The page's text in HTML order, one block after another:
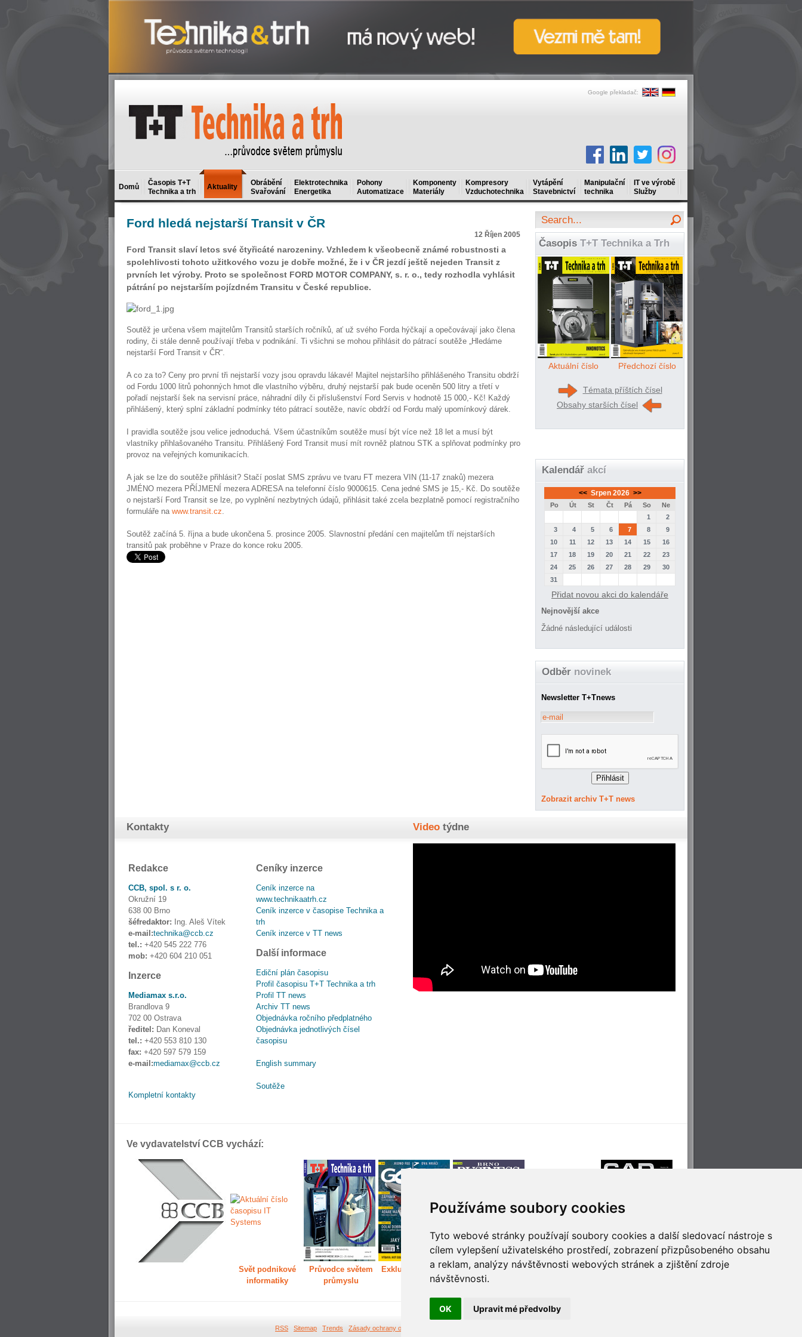
Používáme soubory cookies
Tyto webové stránky používají soubory cookies a další sledovací nástroje s
cílem vylepšení uživatelského prostředí, zobrazení přizpůsobeného obsahu
a reklam, analýzy návštěvnosti webových stránek a zjištění zdroje
návštěvnosti.
OK Upravit mé předvolby
Google překladač:
Domů
Časopis T+T
Technika a trh
Aktuality
Obrábění
Svařování
Elektrotechnika
Energetika
Pohony
Automatizace
Komponenty
Materiály
Kompresory
Vzduchotechnika
Vytápění
Stavebnictví
Manipulační
technika
IT ve výrobě
Služby
Ford hledá nejstarší Transit v ČR
12 Říjen 2005
Ford Transit slaví letos své čtyřicáté narozeniny. Vzhledem k všeobecně známé robustnosti a
spolehlivosti tohoto užitkového vozu je dobře možné, že i v ČR jezdí ještě nejeden Transit z
prvních let výroby. Proto se společnost FORD MOTOR COMPANY, s. r. o., tedy rozhodla vyhlásit
pátrání po nejstarším pojízdném Transitu v České republice.
Soutěž je určena všem majitelům Transitů starších ročníků, ať už svého Forda hýčkají a opečovávají jako člena
rodiny, či stále denně používají třeba v podnikání. Ti všichni se mohou přihlásit do pátrací soutěže „Hledáme
nejstarší Ford Transit v ČR“.
A co za to? Ceny pro první tři nejstarší vozy jsou opravdu lákavé! Majitel nejstaršího přihlášeného Transitu obdrží
od Fordu 1000 litrů pohonných hmot dle vlastního výběru, druhý nejstarší pak bude oceněn 500 litry a třetí v
pořadí nejstarší šek na servisní práce, náhradní díly či příslušenství Ford Servis v hodnotě 15 000,- Kč! Každý
přihlášený, který splní základní podmínky této pátrací soutěže, navíc obdrží od Fordu malý upomínkový dárek.
I pravidla soutěže jsou velice jednoduchá. Všem účastníkům soutěže musí být více než 18 let a musí být
vlastníky přihlašovaného Transitu. Přihlášený Ford Transit musí mít rovněž platnou STK a splňovat podmínky pro
provoz na veřejných komunikacích.
A jak se lze do soutěže přihlásit? Stačí poslat SMS zprávu ve tvaru FT mezera VIN (11-17 znaků) mezera
JMÉNO mezera PŘÍJMENÍ mezera ADRESA na telefonní číslo 9000615. Cena jedné SMS je 15,- Kč. Do soutěže
o nejstarší Ford Transit se lze, po vyplnění nezbytných údajů, přihlásit také zcela bezplatně pomocí registračního
formuláře na www.transit.cz.
Soutěž začíná 5. října a bude ukončena 5. prosince 2005. Slavnostní předání cen majitelům tří nejstarších
transitů pak proběhne v Praze do konce roku 2005.
Časopis T+T Technika a Trh
Aktuální číslo Předchozí číslo
Témata příštích čísel
Obsahy starších čísel
Kalendář akcí
<< Srpen 2026 >>
Po Út St Čt Pá So
Ne
1
2
3
4 5 6 7 8
9
10
11 12 13 14 15
16
17
18 19 20 21 22
23
24
25 26 27 28 29
30
31
Přidat novou akci do kalendáře
Nejnovější akce
Žádné následující události
Odběr novinek
Newsletter T+Tnews
Zobrazit archiv T+T news
Kontakty
Redakce
CCB, spol. s r. o.
Okružní 19
638 00 Brno
šéfredaktor: Ing. Aleš Vítek
e-mail:technika@ccb.cz
tel.: +420 545 222 776
mob: +420 604 210 051
Inzerce
Mediamax s.r.o.
Brandlova 9
702 00 Ostrava
ředitel: Dan Koneval
tel.: +420 553 810 130
fax: +420 597 579 159
e-mail:mediamax@ccb.cz
Kompletní kontakty
Ceníky inzerce
Ceník inzerce na
www.technikaatrh.cz
Ceník inzerce v časopise Technika a
trh
Ceník inzerce v TT news
Další informace
Ediční plán časopisu
Profil časopisu T+T Technika a trh
Profil TT news
Archiv TT news
Objednávka ročního předplatného
Objednávka jednotlivých čísel
časopisu
English summary
Soutěže
Video týdne
Ve vydavatelství CCB vychází:
Svět podnikové
informatiky
Průvodce světem
průmyslu
Exkluzivně světem
Děláme Brno větší Příjemné cestování
Technologie pro
RSS Sitemap Trends Zásady ochrany osobních údajů